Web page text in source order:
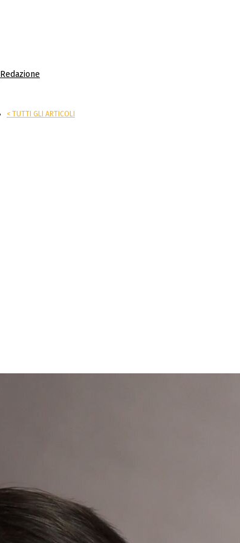
Redazione
< TUTTI GLI ARTICOLI